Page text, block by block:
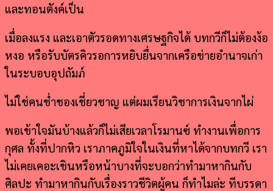
และทอนตังค์เป็น
เมื่อลงแรง และเอาตัวรอดทางเศรษฐกิจได้ บทกวีก็ไม่ต้องง้อ
หงอ หรือรับบัตรคิวรอการหยิบยื่นจากเครือข่ายอำนาจเก่า
ในระบอบอุปถัมภ์
ไม่ใช่คนช่ำชองเชี่ยวชาญ แต่ผมเรียนวิชาการเงินจากไผ่
พอเข้าใจมันบ้างแล้วก็ไม่เสียเวลาโรมานซ์ ทำงานเพื่อการ
กุศล ทั้งที่ปากหิว เราภาคภูมิใจในเงินที่หาได้จากบทกวี เรา
ไม่เคยเคอะเขินหรือหน้าบางที่จะบอกว่าทำมาหากินกับ
ศิลปะ ทำมาหากินกับเรื่องราวชีวิตผู้คน ก็ทำไมล่ะ ทีบรรดา